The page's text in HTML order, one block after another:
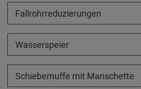
Fallrohrreduzierungen
Wasserspeier
Schiebemuffe mit Manschette